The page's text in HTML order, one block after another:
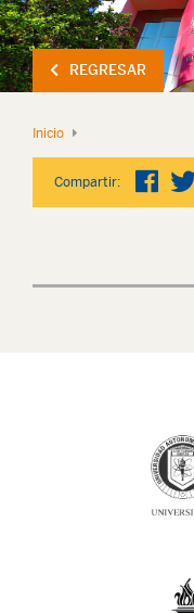
REGRESAR
Inicio
Compartir: